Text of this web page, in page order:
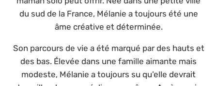
du sud de la France, Mélanie a toujours été une
âme créative et déterminée.
Son parcours de vie a été marqué par des hauts et
des bas. Élevée dans une famille aimante mais
modeste, Mélanie a toujours su qu’elle devrait